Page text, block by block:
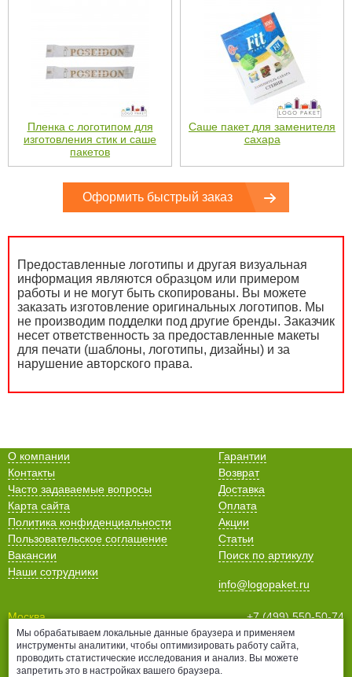
Пленка с логотипом для
изготовления стик и саше
пакетов
Саше пакет для заменителя
сахара
Оформить быстрый заказ
Предоставленные логотипы и другая визуальная
информация являются образцом или примером
работы и не могут быть скопированы. Вы можете
заказать изготовление оригинальных логотипов. Мы
не производим подделки под другие бренды. Заказчик
несет ответственность за предоставленные макеты
для печати (шаблоны, логотипы, дизайны) и за
нарушение авторского права.
Гарантии
Возврат
Доставка
Оплата
Акции
Статьи
Поиск по артикулу
info@logopaket.ru
О компании
Контакты
Часто задаваемые вопросы
Карта сайта
Политика конфиденциальности
Пользовательское соглашение
Вакансии
Наши сотрудники
Москва
+7 (499) 550-50-74
Санкт-Петербург
+7 (812) 678-99-38
Нижний Новгород
+7 (831) 435-16-76
Белгород
Мы обрабатываем локальные данные браузера и применяем
инструменты аналитики, чтобы оптимизировать работу сайта,
проводить статистические исследования и анализ. Вы можете
запретить это в настройках вашего браузера.